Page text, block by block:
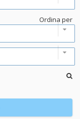
Ordina per